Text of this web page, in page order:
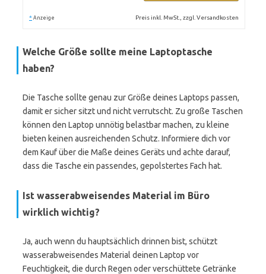
* Anzeige Preis inkl. MwSt., zzgl. Versandkosten
Welche Größe sollte meine Laptoptasche
haben?
Die Tasche sollte genau zur Größe deines Laptops passen,
damit er sicher sitzt und nicht verrutscht. Zu große Taschen
können den Laptop unnötig belastbar machen, zu kleine
bieten keinen ausreichenden Schutz. Informiere dich vor
dem Kauf über die Maße deines Geräts und achte darauf,
dass die Tasche ein passendes, gepolstertes Fach hat.
Ist wasserabweisendes Material im Büro
wirklich wichtig?
Ja, auch wenn du hauptsächlich drinnen bist, schützt
wasserabweisendes Material deinen Laptop vor
Feuchtigkeit, die durch Regen oder verschüttete Getränke